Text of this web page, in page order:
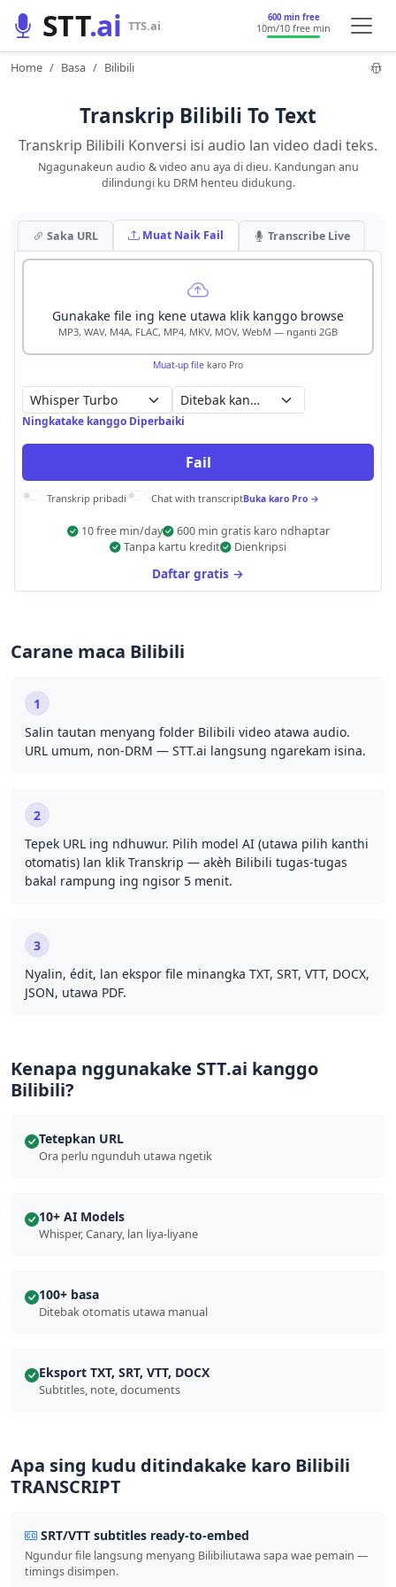
STT.ai TTS.ai 600 min free
10m/10 free min
Home Basa Bilibili
Transkrip Bilibili To Text
Transkrip Bilibili Konversi isi audio lan video dadi teks.
Ngagunakeun audio & video anu aya di dieu. Kandungan anu
dilindungi ku DRM henteu didukung.
Saka URL Muat Naik Fail Transcribe Live
Gunakake file ing kene utawa klik kanggo browse
MP3, WAV, M4A, FLAC, MP4, MKV, MOV, WebM — nganti 2GB
Muat-up file karo Pro
Ditebak kanthi otomatis
Ningkatake kanggo Diperbaiki
Fail
Transkrip pribadi Chat with transcriptBuka karo Pro →
10 free min/day
600 min gratis karo ndhaptar
Tanpa kartu kredit
Dienkripsi
Daftar gratis →
Carane maca Bilibili
1
Salin tautan menyang folder Bilibili video atawa audio.
URL umum, non-DRM — STT.ai langsung ngarekam isina.
2
Tepek URL ing ndhuwur. Pilih model AI (utawa pilih kanthi
otomatis) lan klik Transkrip — akèh Bilibili tugas-tugas
bakal rampung ing ngisor 5 menit.
3
Nyalin, édit, lan ekspor file minangka TXT, SRT, VTT, DOCX,
JSON, utawa PDF.
Kenapa nggunakake STT.ai kanggo
Bilibili?
Tetepkan URL
Ora perlu ngunduh utawa ngetik
10+ AI Models
Whisper, Canary, lan liya-liyane
100+ basa
Ditebak otomatis utawa manual
Eksport TXT, SRT, VTT, DOCX
Subtitles, note, documents
Apa sing kudu ditindakake karo Bilibili
TRANSCRIPT
SRT/VTT subtitles ready-to-embed
Ngundur file langsung menyang Bilibiliutawa sapa wae pemain —
timings disimpen.